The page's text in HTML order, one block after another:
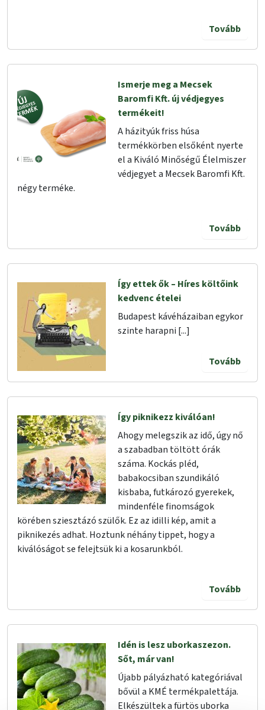
Tovább
Ismerje meg a Mecsek
Baromfi Kft. új védjegyes
termékeit!
A házityúk friss húsa
termékkörben elsőként nyerte
el a Kiváló Minőségű Élelmiszer
védjegyet a Mecsek Baromfi Kft.
négy terméke.
Tovább
Így ettek ők – Híres költőink
kedvenc ételei
Budapest kávéházaiban egykor
szinte harapni [...]
Tovább
Így piknikezz kiválóan!
Ahogy melegszik az idő, úgy nő
a szabadban töltött órák
száma. Kockás pléd,
babakocsiban szundikáló
kisbaba, futkározó gyerekek,
mindenféle finomságok
körében sziesztázó szülők. Ez az idilli kép, amit a
piknikezés adhat. Hoztunk néhány tippet, hogy a
kiválóságot se felejtsük ki a kosarunkból.
Tovább
Idén is lesz uborkaszezon.
Sőt, már van!
Újabb pályázható kategóriával
bővül a KMÉ termékpalettája.
Elkészültek a fürtös uborka